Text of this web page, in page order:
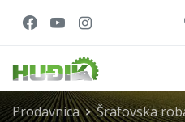
Prodavnica Šrafovska